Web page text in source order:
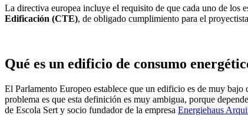
La directiva europea incluye el requisito de que cada uno de los
Edificación (CTE), de obligado cumplimiento para el
Qué es un edificio de consumo
El Parlamento Europeo establece que un edificio es de muy bajo
problema es que esta definición es muy ambigua, porque
de Escola Sert y socio fundador de la empresa Energiehaus